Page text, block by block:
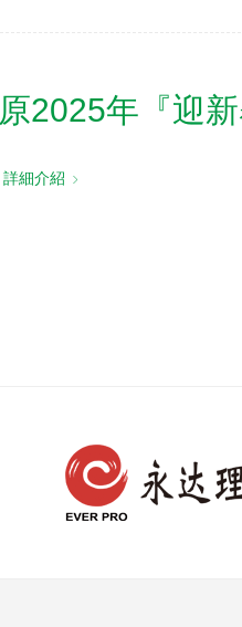
原2025年『迎
詳細介紹